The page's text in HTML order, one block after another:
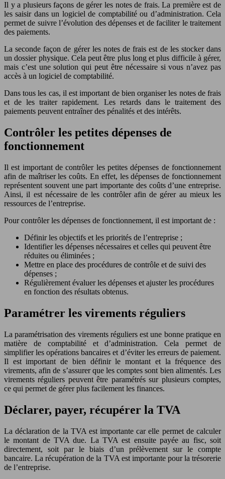
Il y a plusieurs façons de gérer les notes de frais. La première est de
les saisir dans un logiciel de comptabilité ou d’administration. Cela
permet de suivre l’évolution des dépenses et de faciliter le traitement
des paiements.
La seconde façon de gérer les notes de frais est de les stocker dans
un dossier physique. Cela peut être plus long et plus difficile à gérer,
mais c’est une solution qui peut être nécessaire si vous n’avez pas
accès à un logiciel de comptabilité.
Dans tous les cas, il est important de bien organiser les notes de frais
et de les traiter rapidement. Les retards dans le traitement des
paiements peuvent entraîner des pénalités et des intérêts.
Contrôler les petites dépenses de
fonctionnement
Il est important de contrôler les petites dépenses de fonctionnement
afin de maîtriser les coûts. En effet, les dépenses de fonctionnement
représentent souvent une part importante des coûts d’une entreprise.
Ainsi, il est nécessaire de les contrôler afin de gérer au mieux les
ressources de l’entreprise.
Pour contrôler les dépenses de fonctionnement, il est important de :
Définir les objectifs et les priorités de l’entreprise ;
Identifier les dépenses nécessaires et celles qui peuvent être
réduites ou éliminées ;
Mettre en place des procédures de contrôle et de suivi des
dépenses ;
Régulièrement évaluer les dépenses et ajuster les procédures
en fonction des résultats obtenus.
Paramétrer les virements réguliers
La paramétrisation des virements réguliers est une bonne pratique en
matière de comptabilité et d’administration. Cela permet de
simplifier les opérations bancaires et d’éviter les erreurs de paiement.
Il est important de bien définir le montant et la fréquence des
virements, afin de s’assurer que les comptes sont bien alimentés. Les
virements réguliers peuvent être paramétrés sur plusieurs comptes,
ce qui permet de gérer plus facilement les finances.
Déclarer, payer, récupérer la TVA
La déclaration de la TVA est importante car elle permet de calculer
le montant de TVA due. La TVA est ensuite payée au fisc, soit
directement, soit par le biais d’un prélèvement sur le compte
bancaire. La récupération de la TVA est importante pour la trésorerie
de l’entreprise.